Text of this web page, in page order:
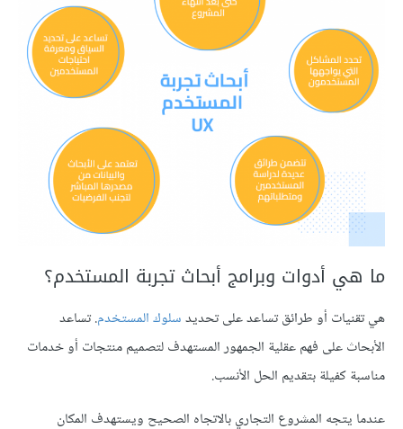
ما هي أدوات وبرامج أبحاث تجربة المستخدم؟
هي تقنيات أو طرائق تساعد على تحديدسلوك المستخدم. تساعد
الأبحاث على فهم عقلية الجمهور المستهدف لتصميم منتجات أو خدمات
مناسبة كفيلة بتقديم الحل الأنسب.
عندما يتجه المشروع التجاري بالاتجاه الصحيح ويستهدف المكان